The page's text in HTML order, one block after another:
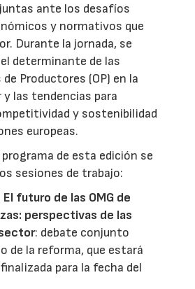
ante los desafíos
y normativos que
Durante la jornada, se
determinante de las
Productores (OP) en la
y las tendencias para
y sostenibilidad
europeas.
de esta edición se
sesiones de trabajo:
El futuro de las OMG de
perspectivas de las
: debate conjunto
de la reforma, que estará
para la fecha del